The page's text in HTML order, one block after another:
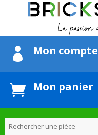
 Mon compte
 Mon panier